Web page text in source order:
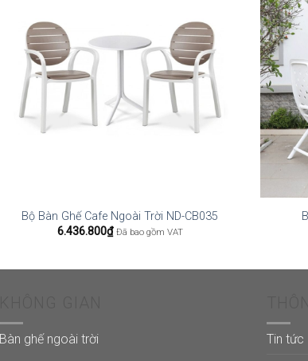
Bộ Bàn Ghế Cafe Ngoài Trời ND-CB035
6.436.800₫ Đã bao gồm VAT
Bàn ghế ngoài trời
Tin tức